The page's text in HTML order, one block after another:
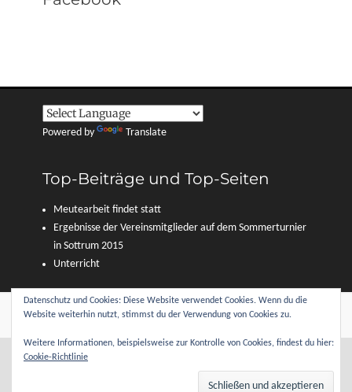
Powered by Translate
Top-Beiträge und Top-Seiten
Meutearbeit findet statt
Ergebnisse der Vereinsmitglieder auf dem Sommerturnier
in Sottrum 2015
Unterricht
Datenschutz und Cookies: Diese Website verwendet Cookies. Wenn du die
Website weiterhin nutzt, stimmst du der Verwendung von Cookies zu.
Weitere Informationen, beispielsweise zur Kontrolle von Cookies, findest du hier:
Cookie-Richtlinie